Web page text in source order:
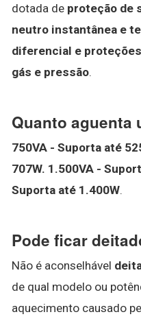
dotada de proteção de
neutro instantânea e
diferencial e
gás e pressão.
Quanto aguenta
750VA - Suporta até
707W. 1.500VA -
Suporta até 1.400W.
Pode ficar
Não é aconselhável
de qual modelo ou
aquecimento causado